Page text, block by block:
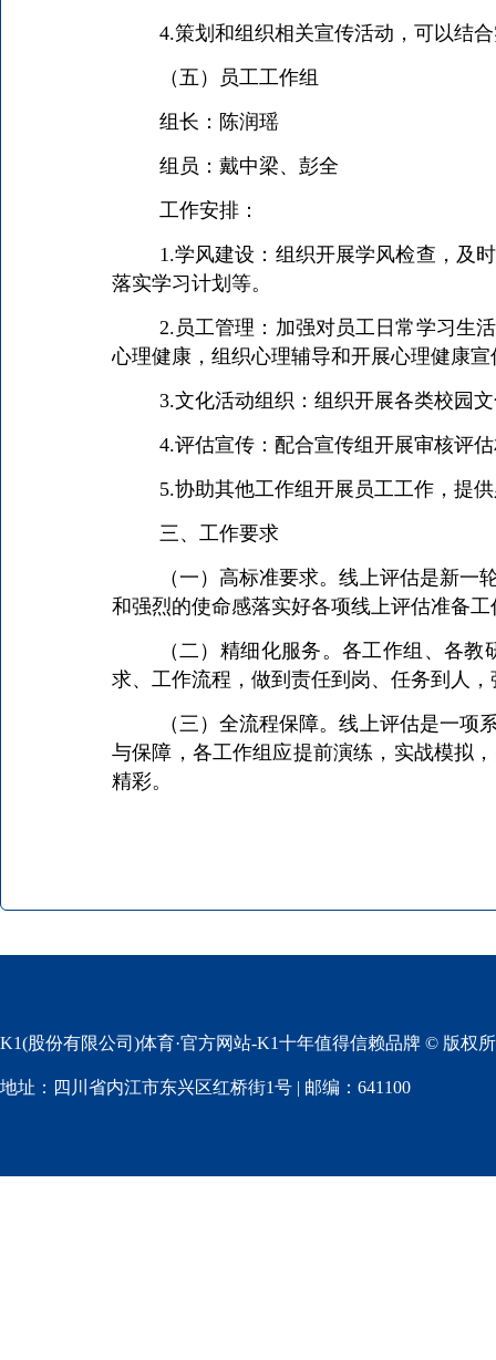
4.策划和组织相关宣传活动，可以结
（五）员工工作组
组长：陈润瑶
组员：戴中梁、彭全
工作安排：
1.学风建设：组织开展学风检查，及
落实学习计划等。
2.员工管理：加强对员工日常学习生
心理健康，组织心理辅导和开展心理健康宣
3.文化活动组织：组织开展各类校园
4.评估宣传：配合宣传组开展审核评
5.协助其他工作组开展员工工作，提
三、工作要求
（一）高标准要求。线上评估是新
和强烈的使命感落实好各项线上评估准备
（二）精细化服务。各工作组、各
求、工作流程，做到责任到岗、任务到人
（三）全流程保障。线上评估是一
与保障，各工作组应提前演练，实战模拟
精彩。
K1(股份有限公司)体育·官方网站-K1十年值得信赖品牌 © 版权
地址：四川省内江市东兴区红桥街1号 | 邮编：641100